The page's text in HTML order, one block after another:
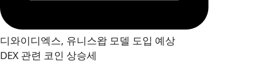
디와이디엑스, 유니스왑 모델 도입 예상
DEX 관련 코인 상승세